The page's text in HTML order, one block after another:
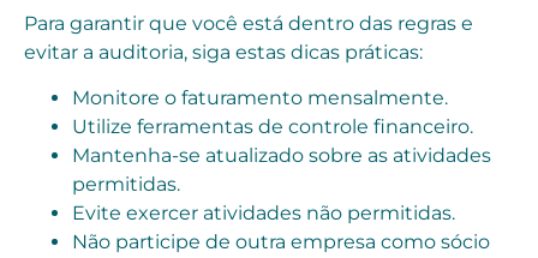
Para garantir que você está dentro das regras e
evitar a auditoria, siga estas dicas práticas:
Monitore o faturamento mensalmente.
Utilize ferramentas de controle financeiro.
Mantenha-se atualizado sobre as atividades
permitidas.
Evite exercer atividades não permitidas.
Não participe de outra empresa como sócio